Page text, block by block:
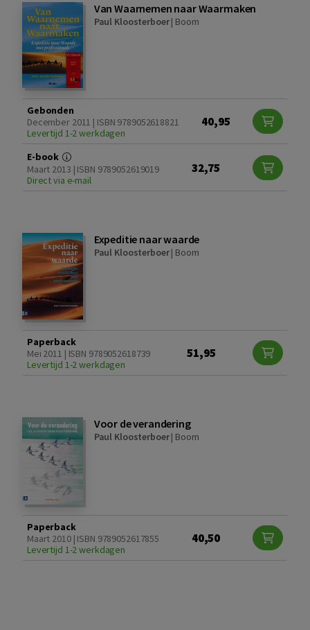
Van Waarnemen naar Waarmaken
Paul Kloosterboer| Boom
Gebonden
December 2011 | ISBN 9789052618821
Levertijd 1-2 werkdagen
40,95
E-book
Maart 2013 | ISBN 9789052619019
Direct via e-mail
32,75
Expeditie naar waarde
Paul Kloosterboer| Boom
Paperback
Mei 2011 | ISBN 9789052618739
Levertijd 1-2 werkdagen
51,95
Voor de verandering
Paul Kloosterboer| Boom
Paperback
Maart 2010 | ISBN 9789052617855
Levertijd 1-2 werkdagen
40,50